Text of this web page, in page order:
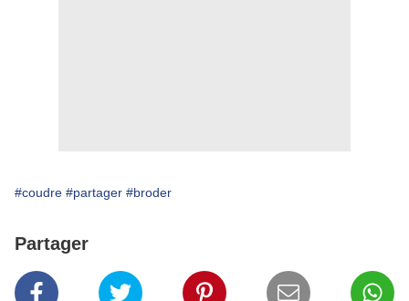
#coudre #partager #broder
Partager